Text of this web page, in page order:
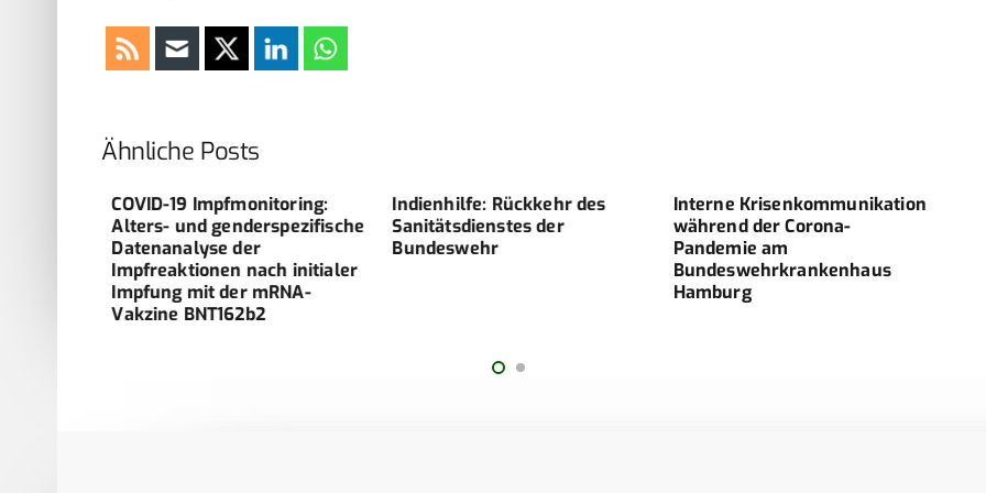
Ähnliche Posts
COVID-19 Impfmonitoring:
Alters- und genderspezifische
­Datenanalyse der
Impfreaktionen nach initialer
Impfung ­mit der mRNA-
Vakzine BNT162b2
Indienhilfe: Rückkehr des
Sanitätsdienstes der
Bundeswehr
Interne Krisenkommunikation
während der Corona-
Pandemie am
Bundeswehrkrankenhaus
Hamburg